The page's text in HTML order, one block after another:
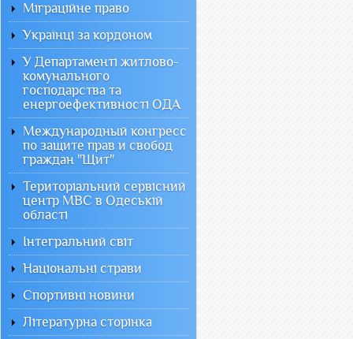
Міграційне право
Українці за кордоном
У Департаменті житлово-
комунального
господарства та
енергоефективності ОДА
Международный конгресс
по защите прав и свобод
граждан "Щит"
Територіальний сервісний
центр МВС в Одеській
області
Інтегральний світ
Національні страви
Спортивні новини
Літературна сторінка